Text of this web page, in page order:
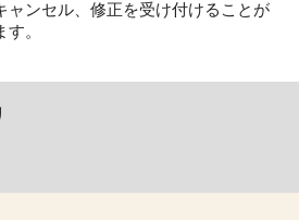
ャンセル、修正を受け付けることが
。